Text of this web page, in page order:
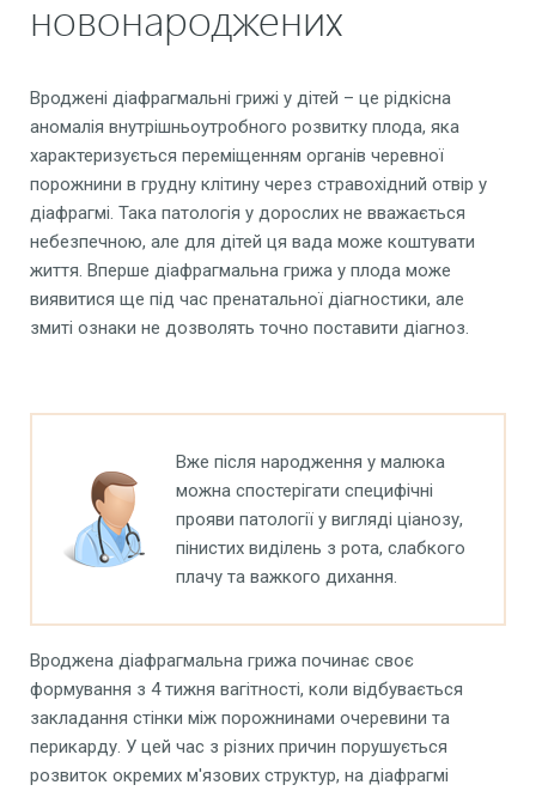
новонароджених
Вроджені діафрагмальні грижі у дітей – це рідкісна
аномалія внутрішньоутробного розвитку плода, яка
характеризується переміщенням органів черевної
порожнини в грудну клітину через стравохідний отвір у
діафрагмі. Така патологія у дорослих не вважається
небезпечною, але для дітей ця вада може коштувати
життя. Вперше діафрагмальна грижа у плода може
виявитися ще під час пренатальної діагностики, але
змиті ознаки не дозволять точно поставити діагноз.
Вже після народження у малюка
можна спостерігати специфічні
прояви патології у вигляді ціанозу,
пінистих виділень з рота, слабкого
плачу та важкого дихання.
Вроджена діафрагмальна грижа починає своє
формування з 4 тижня вагітності, коли відбувається
закладання стінки між порожнинами очеревини та
перикарду. У цей час з різних причин порушується
розвиток окремих м'язових структур, на діафрагмі